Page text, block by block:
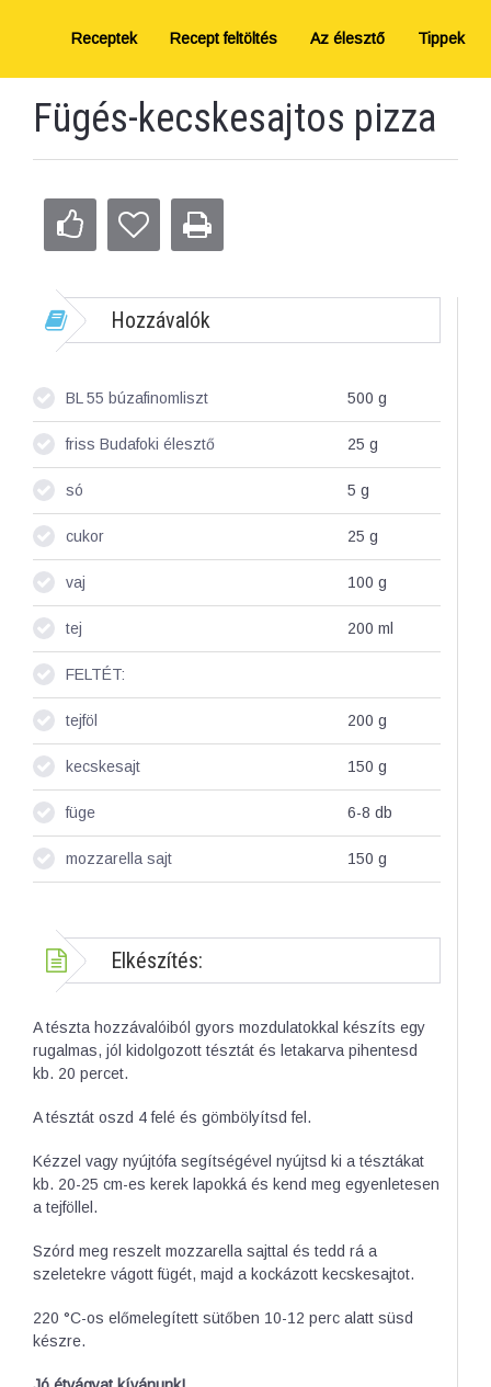
Receptek Recept feltöltés Az élesztő Tippek
Fügés-kecskesajtos pizza
Hozzávalók
BL 55 búzafinomliszt 500 g
friss Budafoki élesztő 25 g
só 5 g
cukor 25 g
vaj 100 g
tej 200 ml
FELTÉT:
tejföl 200 g
kecskesajt 150 g
füge 6-8 db
mozzarella sajt 150 g
Elkészítés:
A tészta hozzávalóiból gyors mozdulatokkal készíts egy
rugalmas, jól kidolgozott tésztát és letakarva pihentesd
kb. 20 percet.
A tésztát oszd 4 felé és gömbölyítsd fel.
Kézzel vagy nyújtófa segítségével nyújtsd ki a tésztákat
kb. 20-25 cm-es kerek lapokká és kend meg egyenletesen
a tejföllel.
Szórd meg reszelt mozzarella sajttal és tedd rá a
szeletekre vágott fügét, majd a kockázott kecskesajtot.
220 °C-os előmelegített sütőben 10-12 perc alatt süsd
készre.